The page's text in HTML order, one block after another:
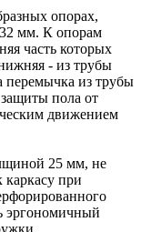
опорах,
32 мм. К опорам
часть которых
- из трубы
перемычка из трубы
пола от
движением
25 мм, не
каркасу при
эргономичный